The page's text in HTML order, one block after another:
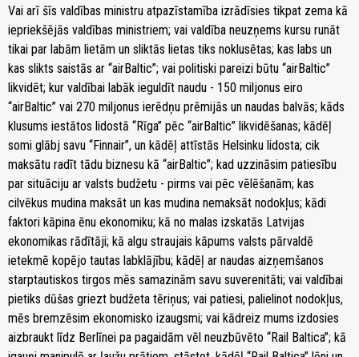
Vai arī šīs valdības ministru atpazīstamība izrādīsies tikpat zema kā
iepriekšējās valdības ministriem; vai valdība neuzņems kursu runāt
tikai par labām lietām un sliktās lietas tiks noklusētas; kas labs un
kas slikts saistās ar “airBaltic”; vai politiski pareizi būtu “airBaltic”
likvidēt; kur valdībai labāk ieguldīt naudu - 150 miljonus eiro
“airBaltic” vai 270 miljonus ierēdņu prēmijās un naudas balvās; kāds
klusums iestātos lidostā “Rīga” pēc “airBaltic” likvidēšanas; kādēļ
somi glābj savu “Finnair”, un kādēļ attīstās Helsinku lidosta; cik
maksātu radīt tādu biznesu kā “airBaltic”; kad uzzināsim patiesību
par situāciju ar valsts budžetu - pirms vai pēc vēlēšanām; kas
cilvēkus mudina maksāt un kas mudina nemaksāt nodokļus; kādi
faktori kāpina ēnu ekonomiku; kā no malas izskatās Latvijas
ekonomikas rādītāji; kā algu straujais kāpums valsts pārvaldē
ietekmē kopējo tautas labklājību; kādēļ ar naudas aizņemšanos
starptautiskos tirgos mēs samazinām savu suverenitāti; vai valdībai
pietiks dūšas griezt budžeta tēriņus; vai patiesi, palielinot nodokļus,
mēs bremzēsim ekonomisko izaugsmi; vai kādreiz mums izdosies
aizbraukt līdz Berlīnei pa pagaidām vēl neuzbūvēto “Rail Baltica”; kā